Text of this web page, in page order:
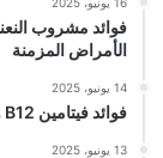
فوائد مشروب
الأمراض المزمنة
14 يونيو، 2025
فوائد فيتامين B12 وأهميته للجسم والصحة العامة
13 يونيو، 2025